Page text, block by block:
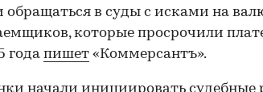
обращаться в суды с исками на
которые просрочили
года пишет «Коммерсантъ».